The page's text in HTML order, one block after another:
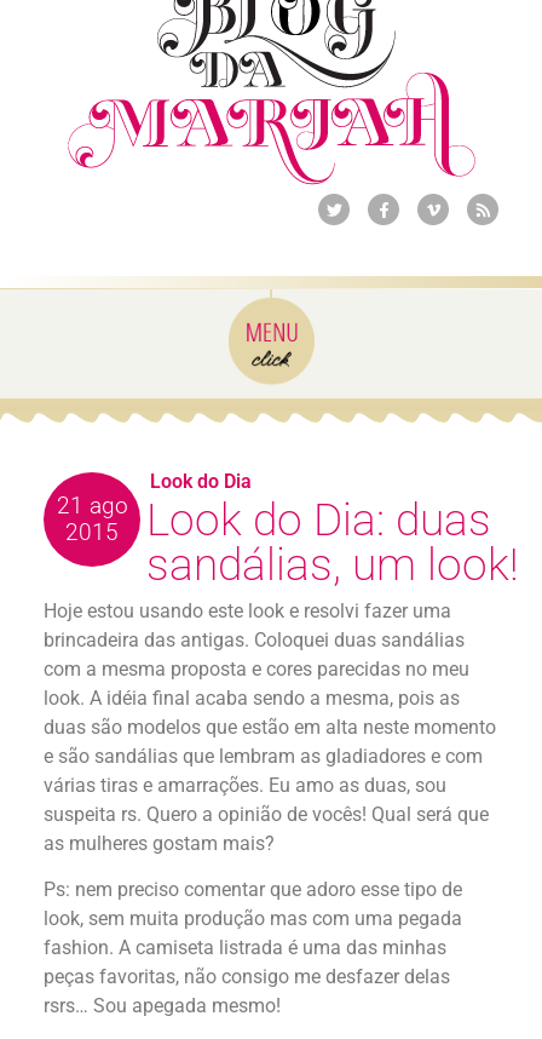
21 ago
2015
Look do Dia: duas
sandálias, um look!
Hoje estou usando este look e resolvi fazer uma
brincadeira das antigas. Coloquei duas sandálias
com a mesma proposta e cores parecidas no meu
look. A idéia final acaba sendo a mesma, pois as
duas são modelos que estão em alta neste momento
e são sandálias que lembram as gladiadores e com
várias tiras e amarrações. Eu amo as duas, sou
suspeita rs. Quero a opinião de vocês! Qual será que
as mulheres gostam mais?
Ps: nem preciso comentar que adoro esse tipo de
look, sem muita produção mas com uma pegada
fashion. A camiseta listrada é uma das minhas
peças favoritas, não consigo me desfazer delas
rsrs… Sou apegada mesmo!
Look do Dia